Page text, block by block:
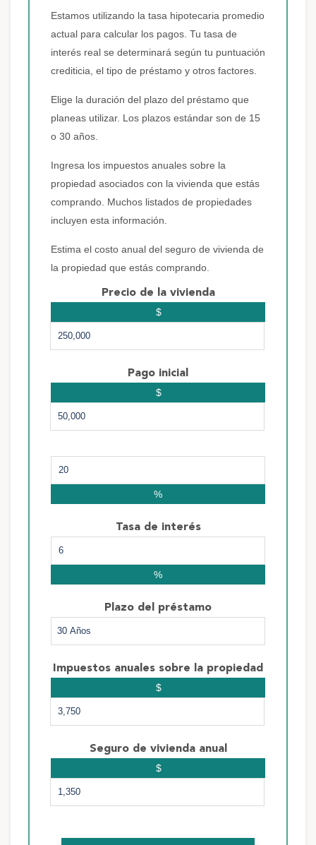
Estamos utilizando la tasa hipotecaria promedio
actual para calcular los pagos. Tu tasa de
interés real se determinará según tu puntuación
crediticia, el tipo de préstamo y otros factores.
Elige la duración del plazo del préstamo que
planeas utilizar. Los plazos estándar son de 15
o 30 años.
Ingresa los impuestos anuales sobre la
propiedad asociados con la vivienda que estás
comprando. Muchos listados de propiedades
incluyen esta información.
Estima el costo anual del seguro de vivienda de
la propiedad que estás comprando.
Precio de la vivienda
$
Pago inicial
$
%
Tasa de interés
%
Plazo del préstamo
Impuestos anuales sobre la propiedad
$
Seguro de vivienda anual
$